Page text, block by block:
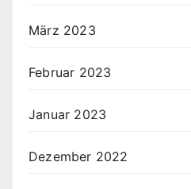
März 2023
Februar 2023
Januar 2023
Dezember 2022